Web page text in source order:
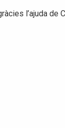
l’ajuda de